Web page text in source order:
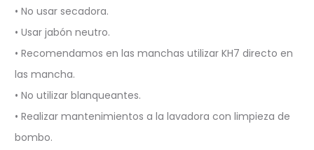
• No usar secadora.
• Usar jabón neutro.
• Recomendamos en las manchas utilizar KH7 directo en
las mancha.
• No utilizar blanqueantes.
• Realizar mantenimientos a la lavadora con limpieza de
bombo.